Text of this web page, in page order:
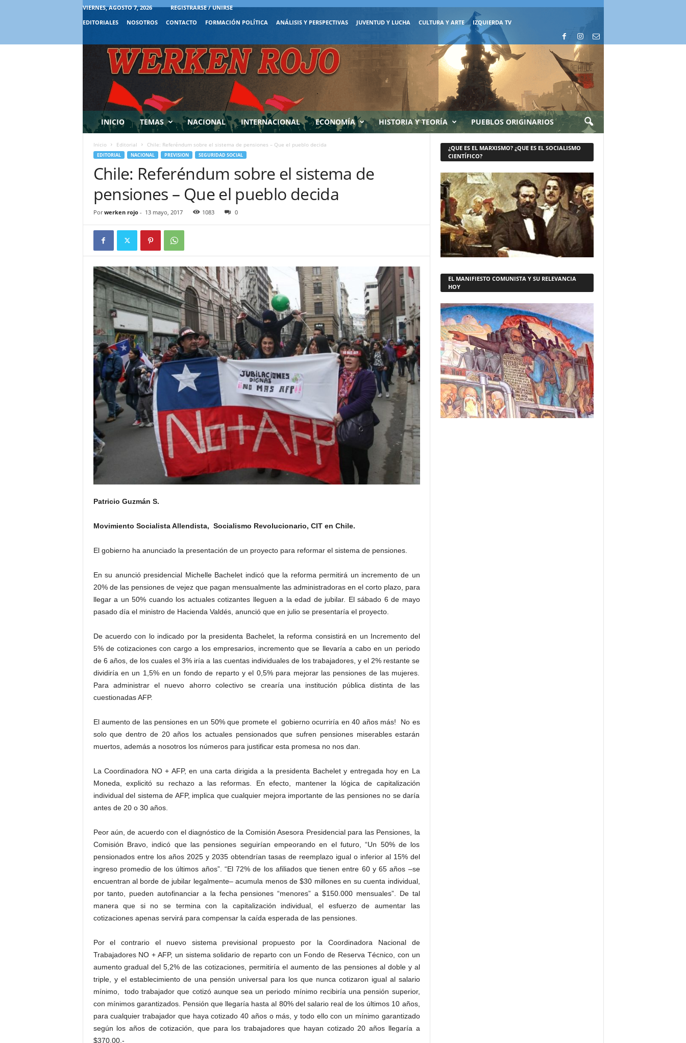
VIERNES, AGOSTO 7, 2026
REGISTRARSE / UNIRSE
EDITORIALES
NOSOTROS CONTACTO FORMACIÓN POLÍTICA ANÁLISIS Y PERSPECTIVAS JUVENTUD Y LUCHA CULTURA Y ARTE IZQUIERDA TV
INICIO TEMAS NACIONAL INTERNACIONAL ECONOMÍA HISTORIA Y TEORÍA PUEBLOS ORIGINARIOS
Inicio Editorial Chile: Referéndum sobre el sistema de pensiones – Que el pueblo decida
EDITORIAL NACIONAL PREVISION SEGURIDAD SOCIAL
Chile: Referéndum sobre el sistema de
pensiones – Que el pueblo decida
Por werken rojo- 13 mayo, 2017 1083 0
Patricio Guzmán S.
Movimiento Socialista Allendista, Socialismo Revolucionario, CIT en Chile.
El gobierno ha anunciado la presentación de un proyecto para reformar el sistema de pensiones.
En su anunció presidencial Michelle Bachelet indicó que la reforma permitirá un incremento de un
20% de las pensiones de vejez que pagan mensualmente las administradoras en el corto plazo, para
llegar a un 50% cuando los actuales cotizantes lleguen a la edad de jubilar. El sábado 6 de mayo
pasado día el ministro de Hacienda Valdés, anunció que en julio se presentaría el proyecto.
De acuerdo con lo indicado por la presidenta Bachelet, la reforma consistirá en un Incremento del
5% de cotizaciones con cargo a los empresarios, incremento que se llevaría a cabo en un periodo
de 6 años, de los cuales el 3% iría a las cuentas individuales de los trabajadores, y el 2% restante se
dividiría en un 1,5% en un fondo de reparto y el 0,5% para mejorar las pensiones de las mujeres.
Para administrar el nuevo ahorro colectivo se crearía una institución pública distinta de las
cuestionadas AFP.
El aumento de las pensiones en un 50% que promete el gobierno ocurriría en 40 años más! No es
solo que dentro de 20 años los actuales pensionados que sufren pensiones miserables estarán
muertos, además a nosotros los números para justificar esta promesa no nos dan.
La Coordinadora NO + AFP, en una carta dirigida a la presidenta Bachelet y entregada hoy en La
Moneda, explicitó su rechazo a las reformas. En efecto, mantener la lógica de capitalización
individual del sistema de AFP, implica que cualquier mejora importante de las pensiones no se daría
antes de 20 o 30 años.
Peor aún, de acuerdo con el diagnóstico de la Comisión Asesora Presidencial para las Pensiones, la
Comisión Bravo, indicó que las pensiones seguirían empeorando en el futuro, “Un 50% de los
pensionados entre los años 2025 y 2035 obtendrían tasas de reemplazo igual o inferior al 15% del
ingreso promedio de los últimos años”. “El 72% de los afiliados que tienen entre 60 y 65 años –se
encuentran al borde de jubilar legalmente– acumula menos de $30 millones en su cuenta individual,
por tanto, pueden autofinanciar a la fecha pensiones “menores” a $150.000 mensuales”. De tal
manera que si no se termina con la capitalización individual, el esfuerzo de aumentar las
cotizaciones apenas servirá para compensar la caída esperada de las pensiones.
Por el contrario el nuevo sistema previsional propuesto por la Coordinadora Nacional de
Trabajadores NO + AFP, un sistema solidario de reparto con un Fondo de Reserva Técnico, con un
aumento gradual del 5,2% de las cotizaciones, permitiría el aumento de las pensiones al doble y al
triple, y el establecimiento de una pensión universal para los que nunca cotizaron igual al salario
mínimo, todo trabajador que cotizó aunque sea un periodo mínimo recibiría una pensión superior,
con mínimos garantizados. Pensión que llegaría hasta al 80% del salario real de los últimos 10 años,
para cualquier trabajador que haya cotizado 40 años o más, y todo ello con un mínimo garantizado
según los años de cotización, que para los trabajadores que hayan cotizado 20 años llegaría a
$370.00.-
¿QUE ES EL MARXISMO? ¿QUE ES EL SOCIALISMO
CIENTÍFICO?
EL MANIFIESTO COMUNISTA Y SU RELEVANCIA
HOY